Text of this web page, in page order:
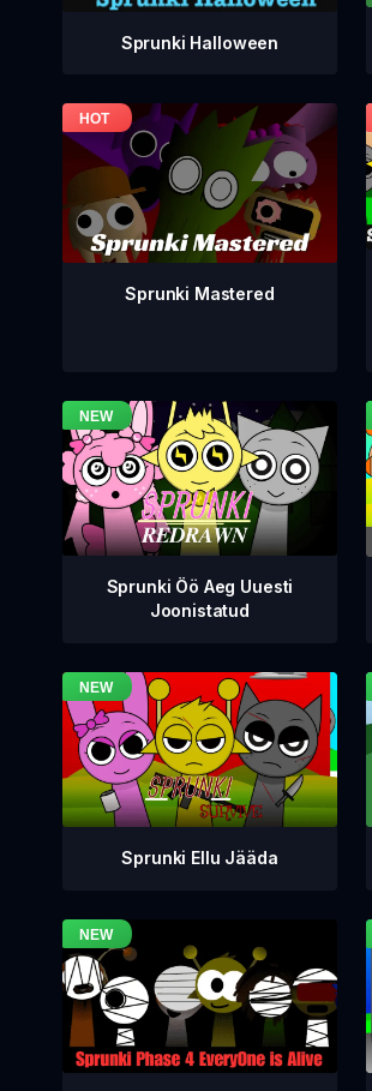
Sprunki Halloween
Sprunki Mastered
Sprunki Öö Aeg Uuesti
Joonistatud
Sprunki Ellu Jääda